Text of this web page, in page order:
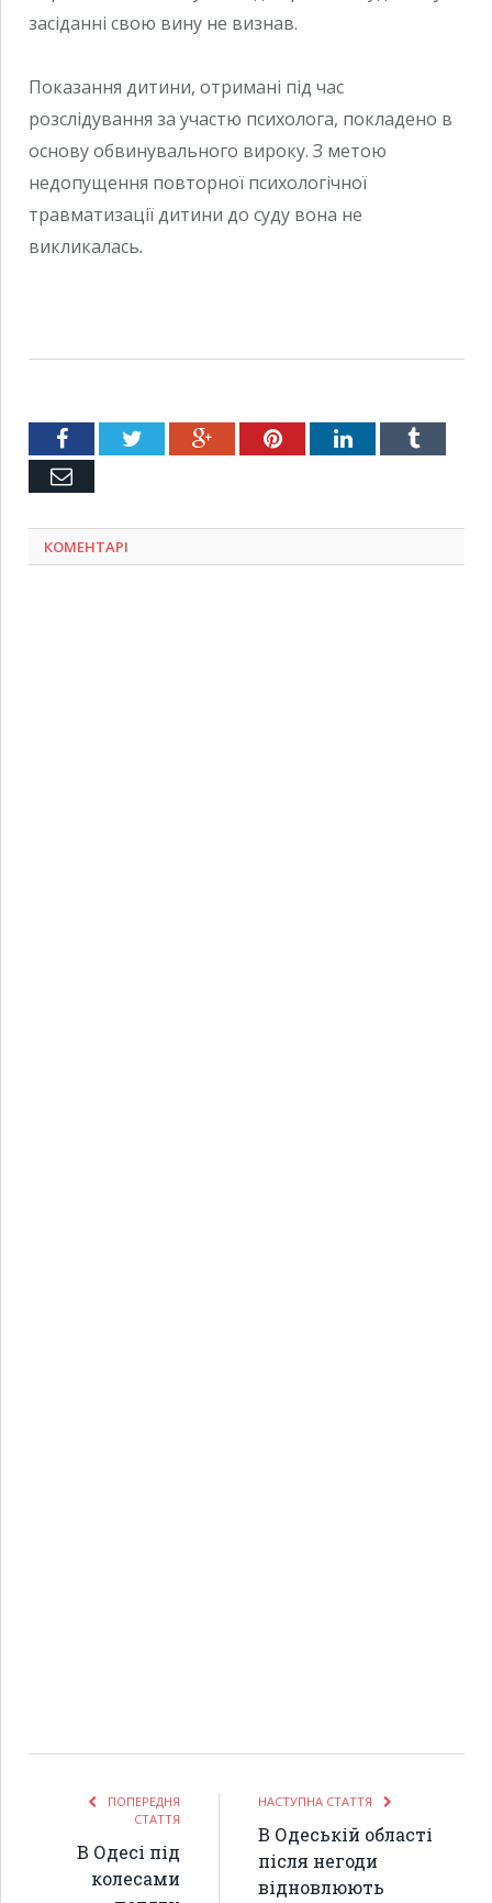
засіданні свою вину не визнав.
Показання дитини, отримані під час
розслідування за участю психолога, покладено в
основу обвинувального вироку. З метою
недопущення повторної психологічної
травматизації дитини до суду вона не
викликалась.
FacebookTwitter Google+PinterestLinkedInTumblr
Емейл
КОМЕНТАРІ
ПОПЕРЕДНЯ
СТАТТЯ
В Одесі під
колесами
НАСТУПНА СТАТТЯ
В Одеській області
після негоди
відновлюють